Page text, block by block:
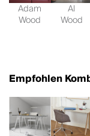
Adam
Wood
Al
Wood
Empfohlen